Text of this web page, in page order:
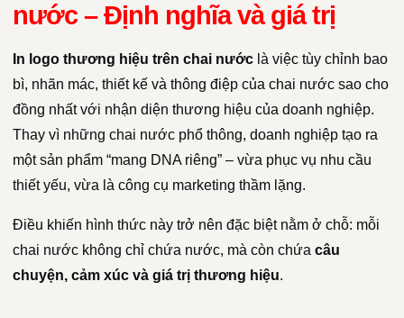
nước – Định nghĩa và giá trị
In logo thương hiệu trên chai nước là việc tùy chỉnh bao
bì, nhãn mác, thiết kế và thông điệp của chai nước sao cho
đồng nhất với nhận diện thương hiệu của doanh nghiệp.
Thay vì những chai nước phổ thông, doanh nghiệp tạo ra
một sản phẩm “mang DNA riêng” – vừa phục vụ nhu cầu
thiết yếu, vừa là công cụ marketing thầm lặng.
Điều khiến hình thức này trở nên đặc biệt nằm ở chỗ: mỗi
chai nước không chỉ chứa nước, mà còn chứa câu
chuyện, cảm xúc và giá trị thương hiệu.